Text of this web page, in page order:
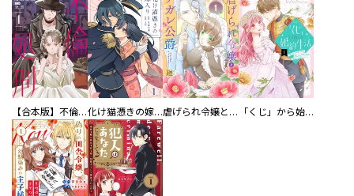
【合本版】不倫処刑 化け猫憑きの嫁入り 虐げられ令嬢とケガレ公爵～そのケガレ、払ってみせます！～ 「くじ」から始まる婚約生活～厳正なる抽選の結果、笑わない次期公爵様の婚約者に当選しました～